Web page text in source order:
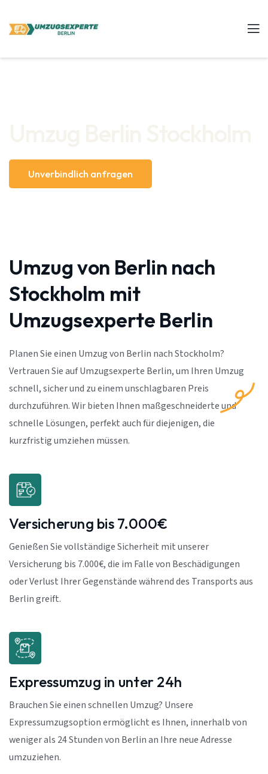
Unverbindlich anfragen
Umzug von Berlin nach
Stockholm mit
Umzugsexperte Berlin
Planen Sie einen Umzug von Berlin nach Stockholm?
Vertrauen Sie auf Umzugsexperte Berlin, um Ihren Umzug
schnell, sicher und zu einem unschlagbaren Preis
durchzuführen. Wir bieten Ihnen maßgeschneiderte und
schnelle Lösungen, perfekt auch für diejenigen, die
kurzfristig umziehen müssen.
Versicherung bis 7.000€
Genießen Sie vollständige Sicherheit mit unserer
Versicherung bis 7.000€, die im Falle von Beschädigungen
oder Verlust Ihrer Gegenstände während des Transports aus
Berlin greift.
Expressumzug in unter 24h
Brauchen Sie einen schnellen Umzug? Unsere
Expressumzugsoption ermöglicht es Ihnen, innerhalb von
weniger als 24 Stunden von Berlin an Ihre neue Adresse
umzuziehen.